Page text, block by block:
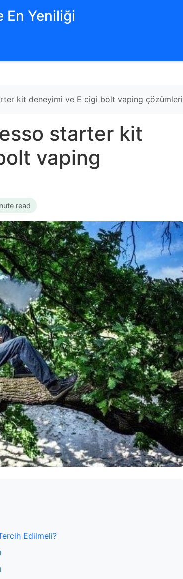
En Yeniliği
kit deneyimi ve E cigi bolt vaping çözümleri
starter kit
vaping
read
Edilmeli?